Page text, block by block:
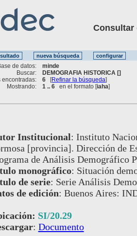
Consultar
de datos:
minde
Buscar:
DEMOGRAFIA HISTORICA []
encontradas:
6 [Refinar la búsqueda]
Mostrando:
1 .. 6 en el formato [iaha]
Institucional: Instituto
[provincia]. Dirección de
de Análisis Demográfico
monográfico: Situación
de serie: Serie Análisis
de edición: Buenos Aires:
SI/20.29
: Documento